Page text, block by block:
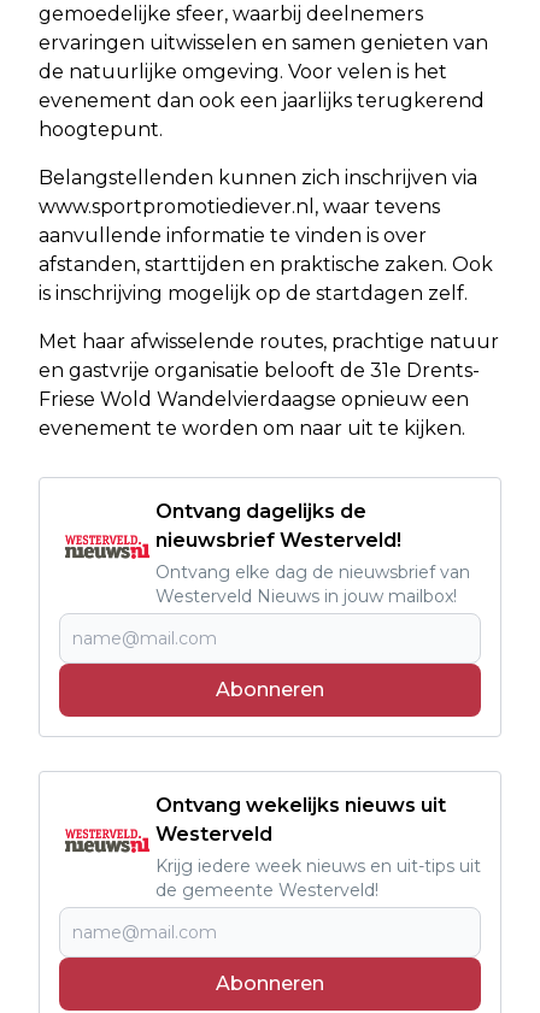
gemoedelijke sfeer, waarbij deelnemers
ervaringen uitwisselen en samen genieten van
de natuurlijke omgeving. Voor velen is het
evenement dan ook een jaarlijks terugkerend
hoogtepunt.
Belangstellenden kunnen zich inschrijven via
www.sportpromotiediever.nl, waar tevens
aanvullende informatie te vinden is over
afstanden, starttijden en praktische zaken. Ook
is inschrijving mogelijk op de startdagen zelf.
Met haar afwisselende routes, prachtige natuur
en gastvrije organisatie belooft de 31e Drents-
Friese Wold Wandelvierdaagse opnieuw een
evenement te worden om naar uit te kijken.
Ontvang dagelijks de
nieuwsbrief Westerveld!
Ontvang elke dag de nieuwsbrief van
Westerveld Nieuws in jouw mailbox!
Abonneren
Ontvang wekelijks nieuws uit
Westerveld
Krijg iedere week nieuws en uit-tips uit
de gemeente Westerveld!
Abonneren